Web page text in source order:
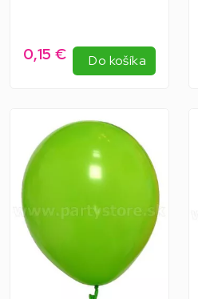
0,15 € Do košíka